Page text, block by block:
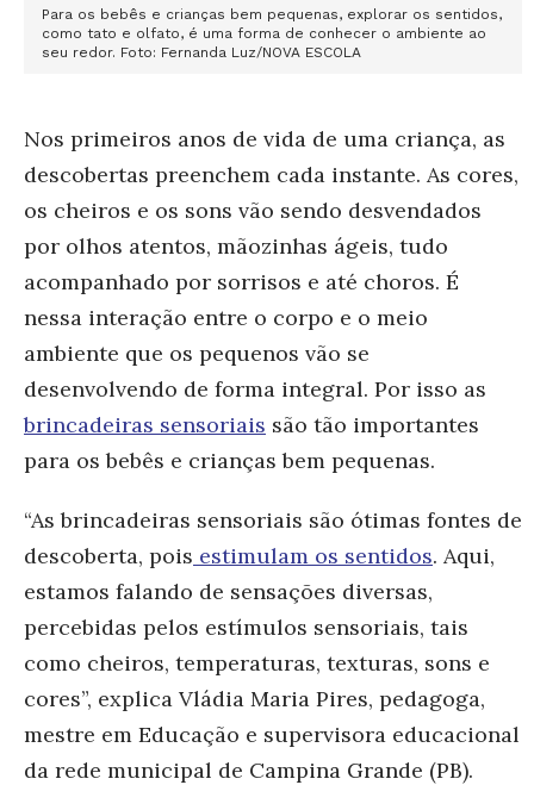
Para os bebês e crianças bem pequenas, explorar os sentidos,
como tato e olfato, é uma forma de conhecer o ambiente ao
seu redor. Foto: Fernanda Luz/NOVA ESCOLA
Nos primeiros anos de vida de uma criança, as
descobertas preenchem cada instante. As cores,
os cheiros e os sons vão sendo desvendados
por olhos atentos, mãozinhas ágeis, tudo
acompanhado por sorrisos e até choros. É
nessa interação entre o corpo e o meio
ambiente que os pequenos vão se
desenvolvendo de forma integral. Por isso as
brincadeiras sensoriais são tão importantes
para os bebês e crianças bem pequenas.
“As brincadeiras sensoriais são ótimas fontes de
descoberta, pois estimulam os sentidos. Aqui,
estamos falando de sensações diversas,
percebidas pelos estímulos sensoriais, tais
como cheiros, temperaturas, texturas, sons e
cores”, explica Vládia Maria Pires, pedagoga,
mestre em Educação e supervisora educacional
da rede municipal de Campina Grande (PB).